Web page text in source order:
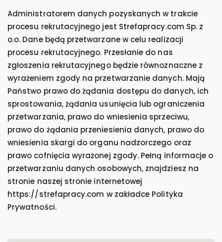
Administratorem danych pozyskanych w trakcie
procesu rekrutacyjnego jest Strefapracy.com Sp. z
o.o. Dane będą przetwarzane w celu realizacji
procesu rekrutacyjnego. Przesłanie do nas
zgłoszenia rekrutacyjnego będzie równoznaczne z
wyrażeniem zgody na przetwarzanie danych. Mają
Państwo prawo do żądania dostępu do danych, ich
sprostowania, żądania usunięcia lub ograniczenia
przetwarzania, prawo do wniesienia sprzeciwu,
prawo do żądania przeniesienia danych, prawo do
wniesienia skargi do organu nadzorczego oraz
prawo cofnięcia wyrażonej zgody. Pełną informacje o
przetwarzaniu danych osobowych, znajdziesz na
stronie naszej stronie internetowej
https://strefapracy.com w zakładce Polityka
Prywatności.